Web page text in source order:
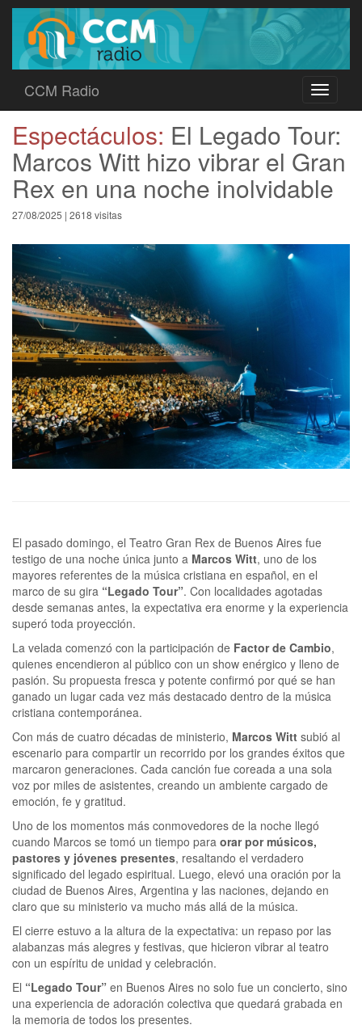
Toggle
CCM Radio
Espectáculos: El Legado Tour:
Marcos Witt hizo vibrar el Gran
Rex en una noche inolvidable
27/08/2025 | 2618 visitas
El pasado domingo, el Teatro Gran Rex de Buenos Aires fue
testigo de una noche única junto a Marcos Witt, uno de los
mayores referentes de la música cristiana en español, en el
marco de su gira “Legado Tour”. Con localidades agotadas
desde semanas antes, la expectativa era enorme y la experiencia
superó toda proyección.
La velada comenzó con la participación de Factor de Cambio,
quienes encendieron al público con un show enérgico y lleno de
pasión. Su propuesta fresca y potente confirmó por qué se han
ganado un lugar cada vez más destacado dentro de la música
cristiana contemporánea.
Con más de cuatro décadas de ministerio, Marcos Witt subió al
escenario para compartir un recorrido por los grandes éxitos que
marcaron generaciones. Cada canción fue coreada a una sola
voz por miles de asistentes, creando un ambiente cargado de
emoción, fe y gratitud.
Uno de los momentos más conmovedores de la noche llegó
cuando Marcos se tomó un tiempo para orar por músicos,
pastores y jóvenes presentes, resaltando el verdadero
significado del legado espiritual. Luego, elevó una oración por la
ciudad de Buenos Aires, Argentina y las naciones, dejando en
claro que su ministerio va mucho más allá de la música.
El cierre estuvo a la altura de la expectativa: un repaso por las
alabanzas más alegres y festivas, que hicieron vibrar al teatro
con un espíritu de unidad y celebración.
El “Legado Tour” en Buenos Aires no solo fue un concierto, sino
una experiencia de adoración colectiva que quedará grabada en
la memoria de todos los presentes.